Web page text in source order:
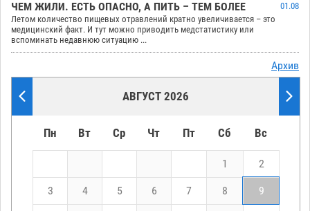
ЧЕМ ЖИЛИ. ЕСТЬ ОПАСНО, А ПИТЬ – ТЕМ БОЛЕЕ
01.08
Летом количество пищевых отравлений кратно увеличивается – это
медицинский факт. И тут можно приводить медстатистику или
вспоминать недавнюю ситуацию ...
Архив
АВГУСТ 2026
Пн Вт Ср Чт Пт Сб Вс
1 2
3 4 5 6 7 8 9